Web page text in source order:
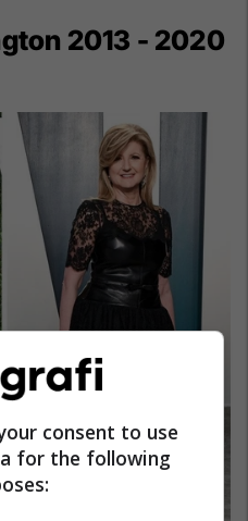
2013 - 2020
consent to use
for the following